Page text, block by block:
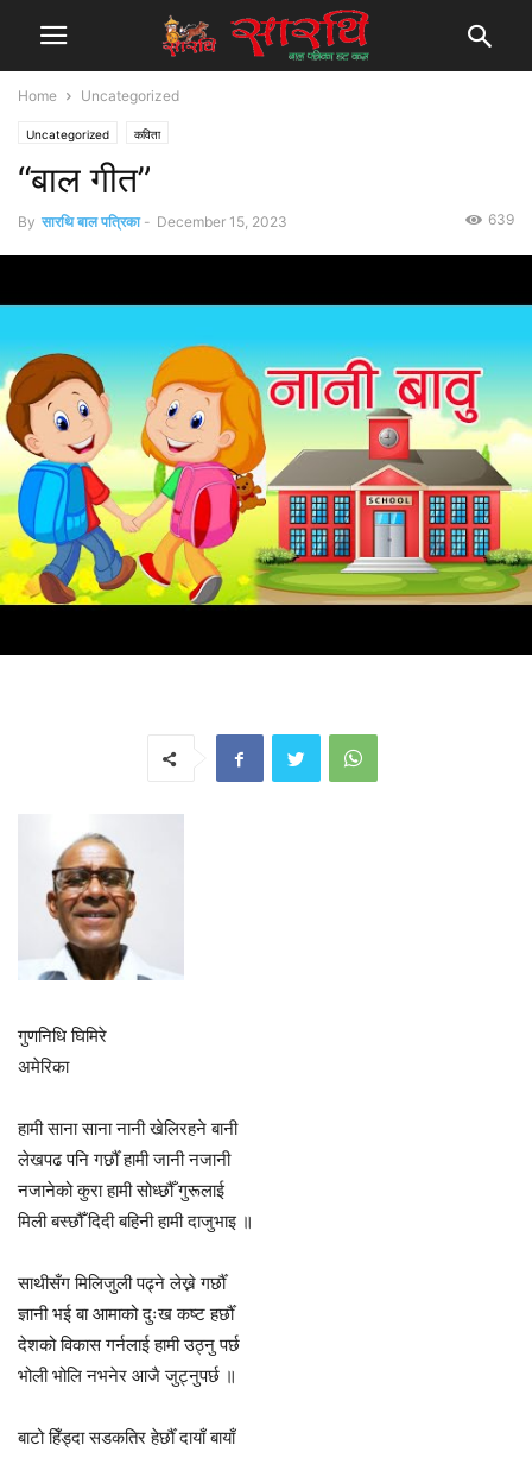
Home Uncategorized
Uncategorized कविता
“बाल गीत”
By सारथि बाल पत्रिका - December 15, 2023 639
गुणनिधि घिमिरे
अमेरिका
हामी साना साना नानी खेलिरहने बानी
लेखपढ पनि गर्छौँ हामी जानी नजानी
नजानेको कुरा हामी सोध्छौँ गुरूलाई
मिली बस्छौँ दिदी बहिनी हामी दाजुभाइ ॥
साथीसँग मिलिजुली पढ्ने लेख्ने गर्छौँ
ज्ञानी भई बा आमाको दुःख कष्ट हर्छौँ
देशको विकास गर्नलाई हामी उठ्नु पर्छ
भोली भोलि नभनेर आजै जुट्नुपर्छ ॥
बाटो हिँड्दा सडकतिर हेर्छौँ दायाँ बायाँ